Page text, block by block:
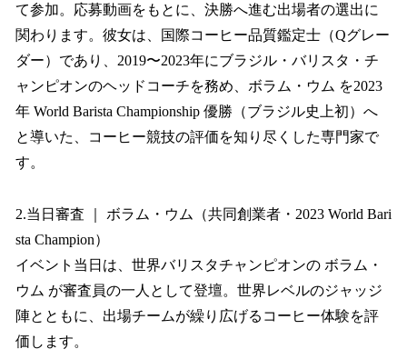
て参加。応募動画をもとに、決勝へ進む出場者の選出に
関わります。彼女は、国際コーヒー品質鑑定士（Qグレー
ダー）であり、2019〜2023年にブラジル・バリスタ・チ
ャンピオンのヘッドコーチを務め、ボラム・ウム を2023
年 World Barista Championship 優勝（ブラジル史上初）へ
と導いた、コーヒー競技の評価を知り尽くした専門家で
す。
2.当日審査 ｜ ボラム・ウム（共同創業者・2023 World Bari
sta Champion）
イベント当日は、世界バリスタチャンピオンの ボラム・
ウム が審査員の一人として登壇。世界レベルのジャッジ
陣とともに、出場チームが繰り広げるコーヒー体験を評
価します。